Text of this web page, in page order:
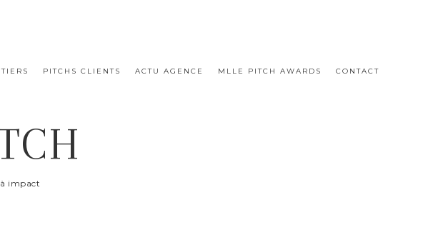
PITCHS CLIENTS ACTU AGENCE MLLE PITCH AWARDS CONTACT
impact